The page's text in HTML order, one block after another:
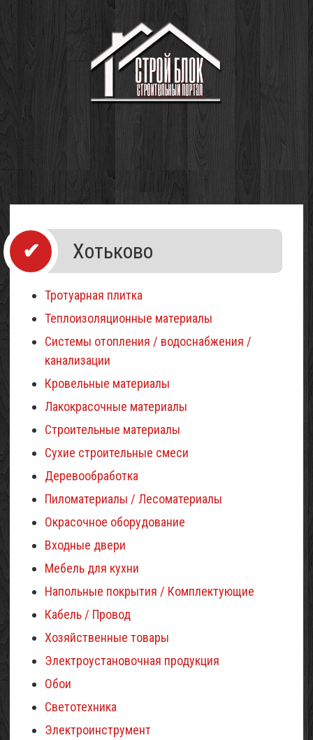
Хотьково
Тротуарная плитка
Теплоизоляционные материалы
Системы отопления / водоснабжения /
канализации
Кровельные материалы
Лакокрасочные материалы
Строительные материалы
Сухие строительные смеси
Деревообработка
Пиломатериалы / Лесоматериалы
Окрасочное оборудование
Входные двери
Мебель для кухни
Напольные покрытия / Комплектующие
Кабель / Провод
Хозяйственные товары
Электроустановочная продукция
Обои
Светотехника
Электроинструмент